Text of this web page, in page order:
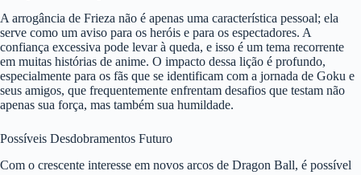
A arrogância de Frieza não é apenas uma característica pessoal; ela
serve como um aviso para os heróis e para os espectadores. A
confiança excessiva pode levar à queda, e isso é um tema recorrente
em muitas histórias de anime. O impacto dessa lição é profundo,
especialmente para os fãs que se identificam com a jornada de Goku e
seus amigos, que frequentemente enfrentam desafios que testam não
apenas sua força, mas também sua humildade.
Possíveis Desdobramentos Futuro
Com o crescente interesse em novos arcos de Dragon Ball, é possível